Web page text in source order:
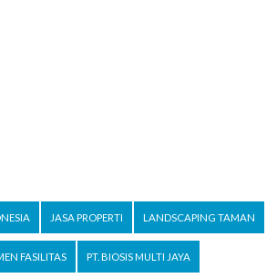
JASA PROPERTI LANDSCAPING TAMAN
FASILITAS PT. BIOSIS MULTI JAYA